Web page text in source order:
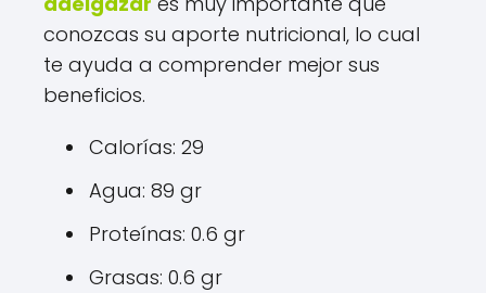
conozcas su aporte nutricional, lo cual
te ayuda a comprender mejor sus
beneficios.
Calorías: 29
Agua: 89 gr
Proteínas: 0.6 gr
Grasas: 0.6 gr